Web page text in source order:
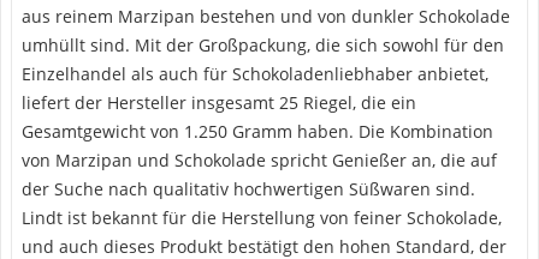
aus reinem Marzipan bestehen und von dunkler Schokolade
umhüllt sind. Mit der Großpackung, die sich sowohl für den
Einzelhandel als auch für Schokoladenliebhaber anbietet,
liefert der Hersteller insgesamt 25 Riegel, die ein
Gesamtgewicht von 1.250 Gramm haben. Die Kombination
von Marzipan und Schokolade spricht Genießer an, die auf
der Suche nach qualitativ hochwertigen Süßwaren sind.
Lindt ist bekannt für die Herstellung von feiner Schokolade,
und auch dieses Produkt bestätigt den hohen Standard, der